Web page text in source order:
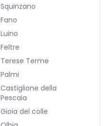
Squinzano
Fano
Luino
Feltre
Terese Terme
Palmi
Castiglione della
Pescaia
Gioia del colle